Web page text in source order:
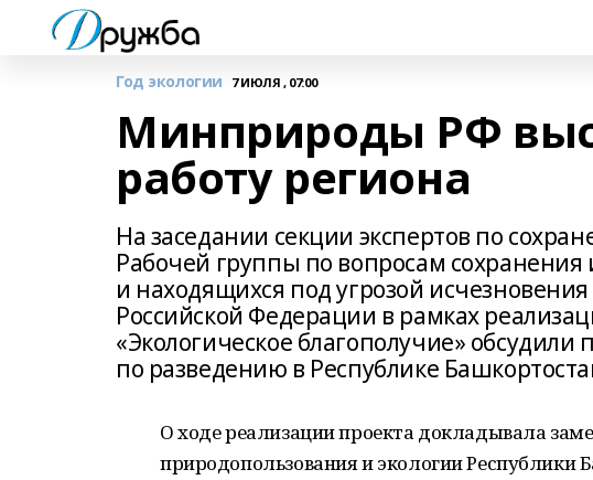
Год экологии 7 ИЮЛЯ , 07:00
Минприроды РФ
работу региона
На заседании секции экспертов по
Рабочей группы по вопросам
и находящихся под угрозой
Российской Федерации в рамках
«Экологическое благополучие»
по разведению в Республике
О ходе реализации проекта докладывала
природопользования и экологии Республики